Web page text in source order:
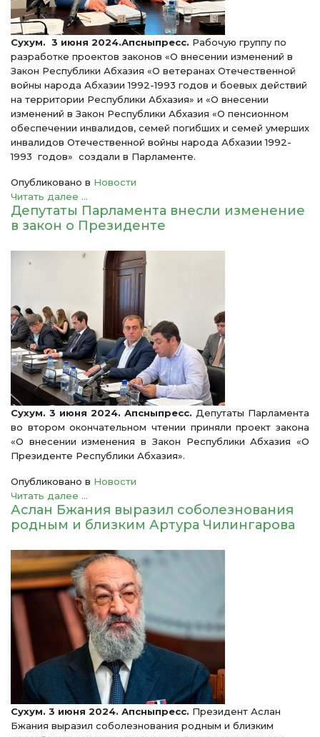
Сухум. 3 июня 2024.Апсныпресс. Рабочую группу по
разработке проектов законов «О внесении изменений в
Закон Республики Абхазия «О ветеранах Отечественной
войны народа Абхазии 1992-1993 годов и боевых действий
на территории Республики Абхазия» и «О внесении
изменений в Закон Республики Абхазия «О пенсионном
обеспечении инвалидов, семей погибших и семей умерших
инвалидов Отечественной войны народа Абхазии 1992-
1993 годов» создали в Парламенте.
Опубликовано в Новости
Читать далее ...
Депутаты Парламента внесли изменение
в закон о Президенте
Сухум. 3 июня 2024. Апсныпресс. Депутаты Парламента
во втором окончательном чтении приняли проект закона
«О внесении изменения в Закон Республики Абхазия «О
Президенте Республики Абхазия».
Опубликовано в Новости
Читать далее ...
Аслан Бжания выразил соболезнования
родным и близким Артура Чилингарова
Сухум. 3 июня 2024. Апсныпресс. Президент Аслан
Бжания выразил соболезнования родным и близким